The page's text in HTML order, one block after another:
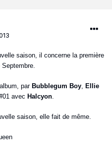
saison, il concerne la première
par Bubblegum Boy, Ellie
avec Halcyon.
saison, elle fait de même.